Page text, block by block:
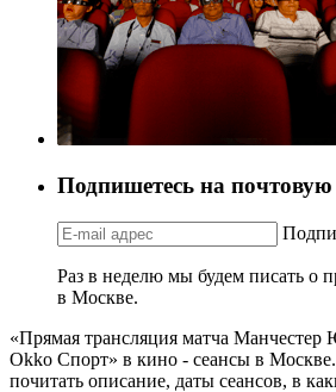
Подпишетесь на
Раз в неделю мы будем писать о
в Москве.
«Прямая трансляция матча Манчестер
Okko Спорт» в кино - сеансы в
почитать описание, даты сеансов, в